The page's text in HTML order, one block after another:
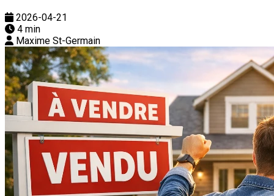
2026-04-21
4 min
Maxime St-Germain